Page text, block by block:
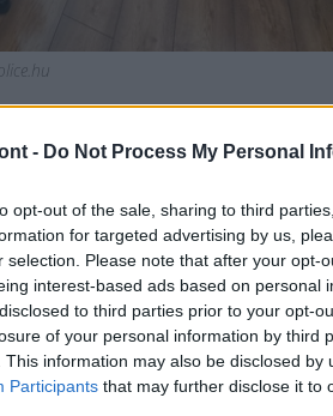
- Do Not Process My Personal
opt-out of the sale, sharing to third
for targeted advertising by us,
selection. Please note that after your opt-
interest-based ads based on personal
to third parties prior to your opt-
of your personal information by third
This information may also be disclosed by
Participants that may further disclose it to
Nógrád
és az ez évi feladatokat is
rendőrfőkapitány.